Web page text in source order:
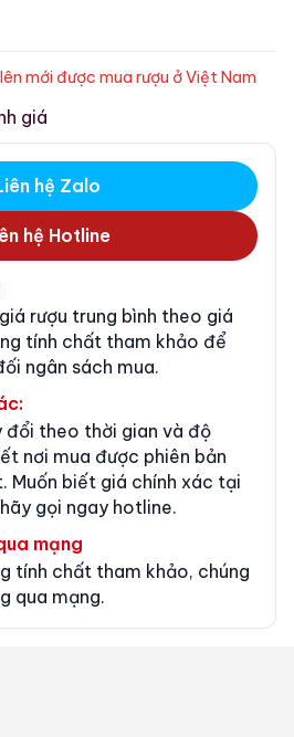
mới được mua rượu ở Việt Nam
giá
hệ Zalo
hệ Hotline
rượu trung bình theo giá
tính chất tham khảo để
ngân sách mua.
đổi theo thời gian và độ
nơi mua được phiên bản
Muốn biết giá chính xác tại
gọi ngay hotline.
mạng
tính chất tham khảo, chúng
qua mạng.